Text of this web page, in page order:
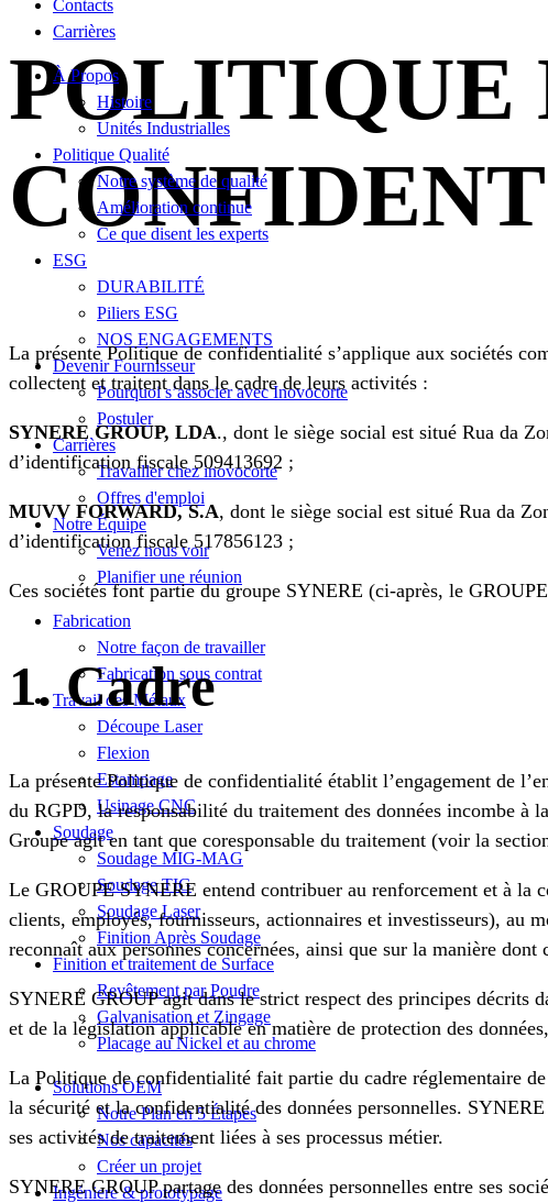
Contacts
Carrières
À Propos
Histoire
Unités Industrialles
Politique Qualité
Notre système de qualité
Amélioration continue
Ce que disent les experts
ESG
DURABILITÉ
Piliers ESG
NOS ENGAGEMENTS
Devenir Fournisseur
Pourquoi s’associer avec Inovocorte
Postuler
Carrières
Travailler chez inovocorte
Offres d'emploi
Notre Équipe
Venez nous voir
Planifier une réunion
Fabrication
Notre façon de travailler
Fabrication sous contrat
Travail des Métaux
Découpe Laser
Flexion
Estampage
Usinage CNC
Soudage
Soudage MIG-MAG
Soudage TIG
Soudage Laser
Finition Après Soudage
Finition et traitement de Surface
Revêtement par Poudre
Galvanisation et Zingage
Placage au Nickel et au chrome
Solutions OEM
Notre Plan en 5 Étapes
Nos capacités
Créer un projet
Ingéniere & prototypage
POLITIQUE
La présente Politique de confidentialité s’applique aux sociétés
collectent et traitent dans le cadre de leurs activités :
SYNERE GROUP, LDA., dont le siège social est situé Rua da
d’identification fiscale 509413692 ;
MUVV FORWARD, S.A, dont le siège social est situé Rua da
d’identification fiscale 517856123 ;
Ces sociétés font partie du groupe SYNERE (ci-après, le
1. Cadre
La présente Politique de confidentialité établit l’engagement de
du RGPD, la responsabilité du traitement des données incombe
Groupe agit en tant que coresponsable du traitement (voir la
Le GROUPE SYNERE entend contribuer au renforcement et à la
clients, employés, fournisseurs, actionnaires et investisseurs), au
reconnaît aux personnes concernées, ainsi que sur la manière dont
SYNERE GROUP agit dans le strict respect des principes décrits
et de la législation applicable en matière de protection des
La Politique de confidentialité fait partie du cadre réglementaire
la sécurité et la confidentialité des données personnelles.
ses activités de traitement liées à ses processus métier.
SYNERE GROUP partage des données personnelles entre ses